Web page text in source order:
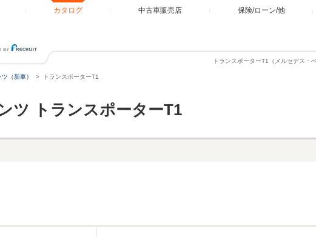
カタログ 中古車販売店 保険/ローン/他
トランスポーターT1（メルセデス・
（新車） トランスポーターT1
ツ トランスポーターT1